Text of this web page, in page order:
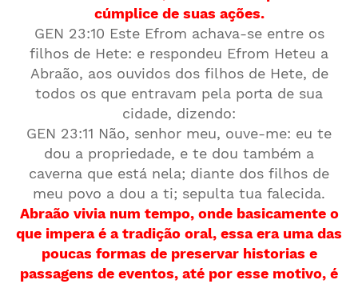
cúmplice de suas ações.
GEN 23:10 Este Efrom achava-se entre os
filhos de Hete: e respondeu Efrom Heteu a
Abraão, aos ouvidos dos filhos de Hete, de
todos os que entravam pela porta de sua
cidade, dizendo:
GEN 23:11 Não, senhor meu, ouve-me: eu te
dou a propriedade, e te dou também a
caverna que está nela; diante dos filhos de
meu povo a dou a ti; sepulta tua falecida.
Abraão vivia num tempo, onde basicamente o
que impera é a tradição oral, essa era uma das
poucas formas de preservar historias e
passagens de eventos, até por esse motivo, é